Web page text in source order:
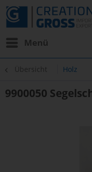
Menü
Übersicht Holz
9900050